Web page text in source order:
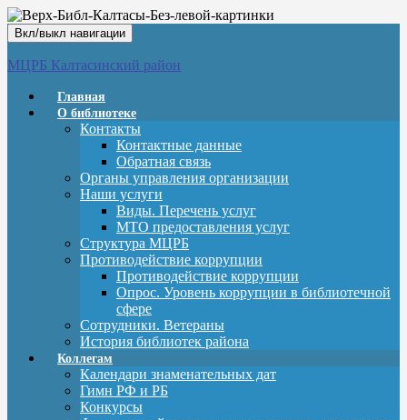
Вкл/выкл навигации
МЦРБ Калтасинский район
Главная
О библиотеке
Контакты
Контактные данные
Обратная связь
Органы управления организации
Наши услуги
Виды. Перечень услуг
МТО предоставления услуг
Структура МЦРБ
Противодействие коррупции
Противодействие коррупции
Опрос. Уровень коррупции в библиотечной
сфере
Сотрудники. Ветераны
История библиотек района
Коллегам
Календари знаменательных дат
Гимн РФ и РБ
Конкурсы